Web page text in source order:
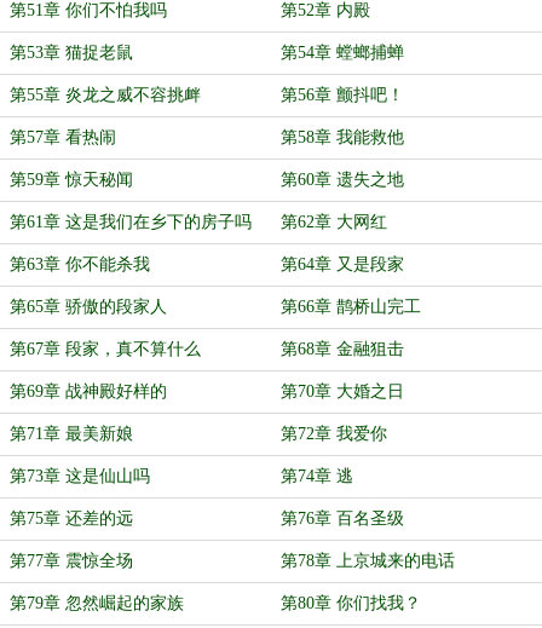
第51章 你们不怕我吗 第52章 内殿
第53章 猫捉老鼠 第54章 螳螂捕蝉
第55章 炎龙之威不容挑衅 第56章 颤抖吧！
第57章 看热闹 第58章 我能救他
第59章 惊天秘闻 第60章 遗失之地
第61章 这是我们在乡下的房子吗 第62章 大网红
第63章 你不能杀我 第64章 又是段家
第65章 骄傲的段家人 第66章 鹊桥山完工
第67章 段家，真不算什么 第68章 金融狙击
第69章 战神殿好样的 第70章 大婚之日
第71章 最美新娘 第72章 我爱你
第73章 这是仙山吗 第74章 逃
第75章 还差的远 第76章 百名圣级
第77章 震惊全场 第78章 上京城来的电话
第79章 忽然崛起的家族 第80章 你们找我？